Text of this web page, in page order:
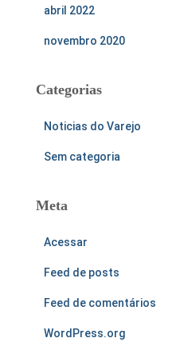
abril 2022
novembro 2020
Categorias
Noticias do Varejo
Sem categoria
Meta
Acessar
Feed de posts
Feed de comentários
WordPress.org